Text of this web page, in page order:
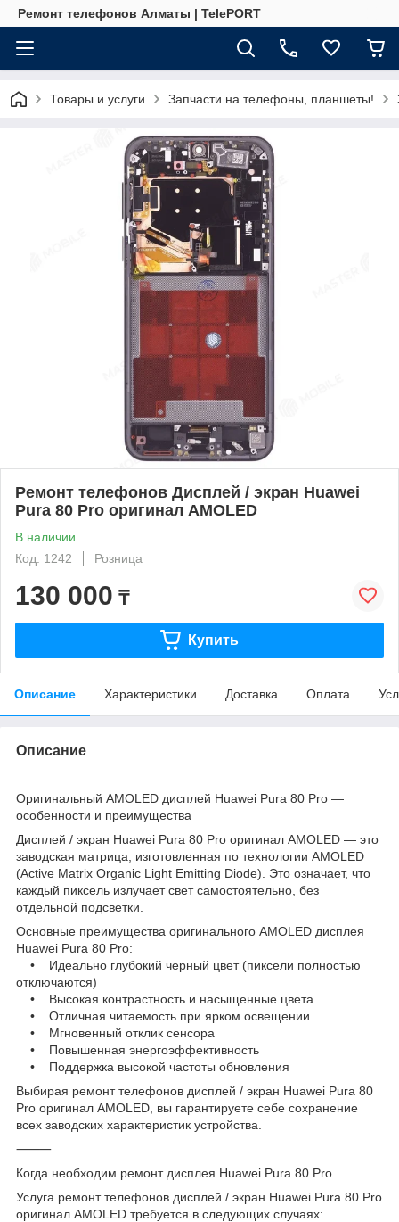
Ремонт телефонов Алматы | TelePORT
Товары и услуги Запчасти на телефоны, планшеты!
Ремонт телефонов Дисплей / экран Huawei
Pura 80 Pro оригинал AMOLED
В наличии
Код: 1242
Розница
130 000 ₸
Купить
Описание Характеристики Доставка Оплата
Описание
Оригинальный AMOLED дисплей Huawei Pura 80 Pro —
особенности и преимущества
Дисплей / экран Huawei Pura 80 Pro оригинал AMOLED — это
заводская матрица, изготовленная по технологии AMOLED
(Active Matrix Organic Light Emitting Diode). Это означает, что
каждый пиксель излучает свет самостоятельно, без
отдельной подсветки.
Основные преимущества оригинального AMOLED дисплея
Huawei Pura 80 Pro:
• Идеально глубокий черный цвет (пиксели полностью
отключаются)
• Высокая контрастность и насыщенные цвета
• Отличная читаемость при ярком освещении
• Мгновенный отклик сенсора
• Повышенная энергоэффективность
• Поддержка высокой частоты обновления
Выбирая ремонт телефонов дисплей / экран Huawei Pura 80
Pro оригинал AMOLED, вы гарантируете себе сохранение
всех заводских характеристик устройства.
⸻
Когда необходим ремонт дисплея Huawei Pura 80 Pro
Услуга ремонт телефонов дисплей / экран Huawei Pura 80 Pro
оригинал AMOLED требуется в следующих случаях: